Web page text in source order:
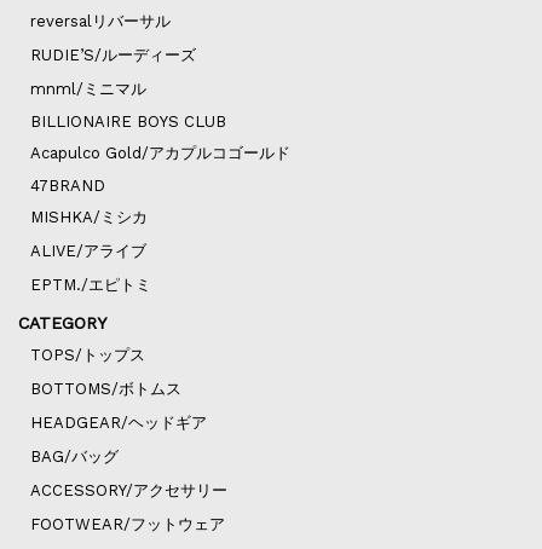
reversalリバーサル
RUDIE’S/ルーディーズ
mnml/ミニマル
BILLIONAIRE BOYS CLUB
Acapulco Gold/アカプルコゴールド
47BRAND
MISHKA/ミシカ
ALIVE/アライブ
EPTM./エピトミ
CATEGORY
TOPS/トップス
BOTTOMS/ボトムス
HEADGEAR/ヘッドギア
BAG/バッグ
ACCESSORY/アクセサリー
FOOTWEAR/フットウェア